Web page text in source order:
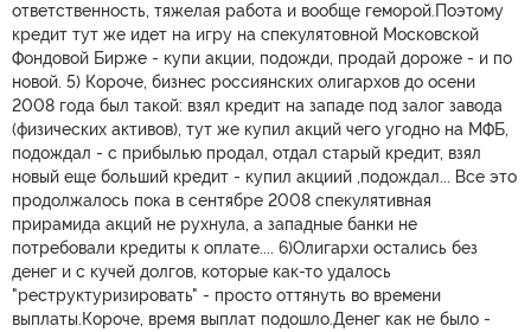
ответственность, тяжелая работа и вообще геморой.Поэтому
кредит тут же идет на игру на спекулятовной Московской
Фондовой Бирже - купи акции, подожди, продай дороже - и по
новой. 5) Короче, бизнес россиянских олигархов до осени
2008 года был такой: взял кредит на западе под залог завода
(физических активов), тут же купил акций чего угодно на МФБ,
подождал - с прибылью продал, отдал старый кредит, взял
новый еще больший кредит - купил акциий ,подождал... Все это
продолжалось пока в сентябре 2008 спекулятивная
прирамида акций не рухнула, а западные банки не
потребовали кредиты к оплате.... 6)Oлигархи остались без
денег и с кучей долгов, которые как-то удалось
"реструктуризировать" - просто оттянуть во времени
выплаты.Короче, время выплат подошло.Денег как не было -